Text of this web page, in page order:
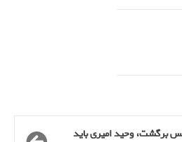
برگشت، وحید امیری باید